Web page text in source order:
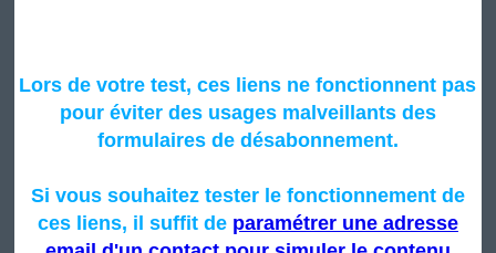
Lors de votre test, ces liens ne fonctionnent pas
pour éviter des usages malveillants des
formulaires de désabonnement.
Si vous souhaitez tester le fonctionnement de
ces liens, il suffit de paramétrer une adresse